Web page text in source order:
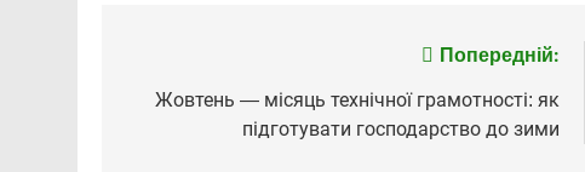
записів
Попередній:
Жовтень — місяць технічної грамотності: як
підготувати господарство до зими